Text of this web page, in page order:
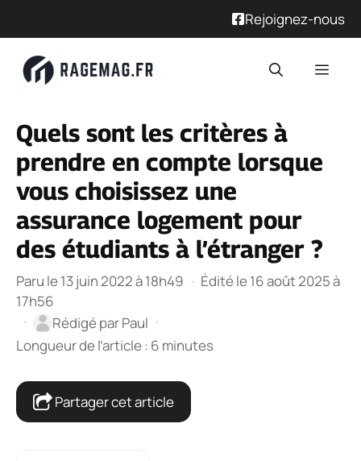
Rejoignez-nous
Quels sont les critères à
prendre en compte lorsque
vous choisissez une
assurance logement pour
des étudiants à l’étranger ?
Paru le 13 juin 2022 à 18h49 · Édité le 16 août 2025 à
17h56
·
Rédigé parPaul ·
Longueur de l’article : 6 minutes
Partager cet article